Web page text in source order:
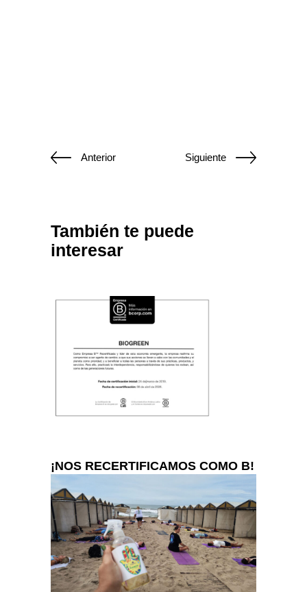
Anterior Siguiente
También te puede
interesar
¡NOS RECERTIFICAMOS COMO B!